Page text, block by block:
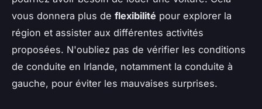
vous donnera plus de flexibilité pour explorer la
région et assister aux différentes activités
proposées. N'oubliez pas de vérifier les conditions
de conduite en Irlande, notamment la conduite à
gauche, pour éviter les mauvaises surprises.